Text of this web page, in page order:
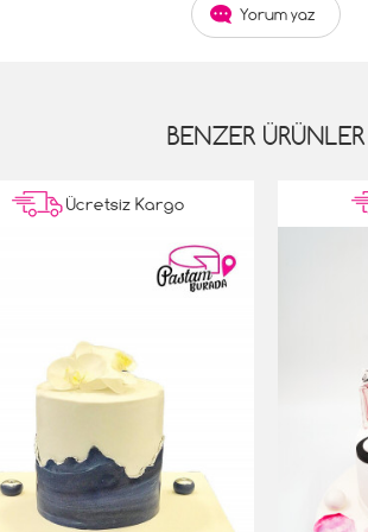
Yorum yaz
BENZER ÜRÜNLER
Ücretsiz Kargo